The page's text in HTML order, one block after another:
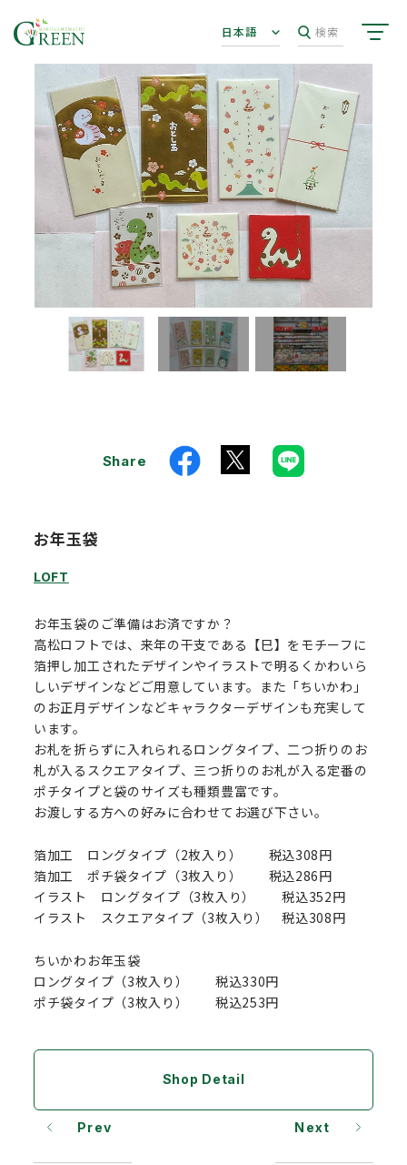
日本語 検索
Share
お年玉袋
LOFT
お年玉袋のご準備はお済ですか？
高松ロフトでは、来年の干支である【巳】をモチーフに
箔押し加工されたデザインやイラストで明るくかわいら
しいデザインなどご用意しています。また「ちいかわ」
のお正月デザインなどキャラクターデザインも充実して
います。
お札を折らずに入れられるロングタイプ、二つ折りのお
札が入るスクエアタイプ、三つ折りのお札が入る定番の
ポチタイプと袋のサイズも種類豊富です。
お渡しする方への好みに合わせてお選び下さい。
箔加工 ロングタイプ（2枚入り） 税込308円
箔加工 ポチ袋タイプ（3枚入り） 税込286円
イラスト ロングタイプ（3枚入り） 税込352円
イラスト スクエアタイプ（3枚入り） 税込308円
ちいかわお年玉袋
ロングタイプ（3枚入り） 税込330円
ポチ袋タイプ（3枚入り） 税込253円
Shop Detail
Prev Next